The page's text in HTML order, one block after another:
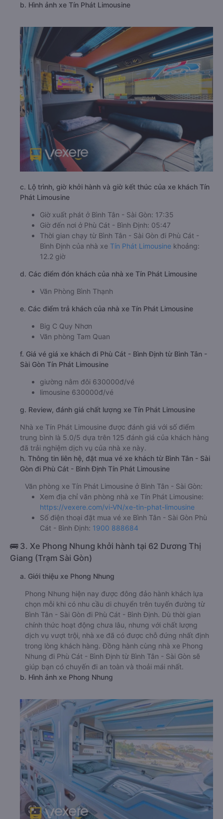
b. Hình ảnh xe Tín Phát Limousine
c. Lộ trình, giờ khởi hành và giờ kết thúc của xe khách Tín
Phát Limousine
Giờ xuất phát ở Bình Tân - Sài Gòn: 17:35
Giờ đến nơi ở Phù Cát - Bình Định: 05:47
Thời gian chạy từ Bình Tân - Sài Gòn đi Phù Cát -
Bình Định của nhà xe Tín Phát Limousine khoảng:
12.2 giờ
d. Các điểm đón khách của nhà xe Tín Phát Limousine
Văn Phòng Bình Thạnh
e. Các điểm trả khách của nhà xe Tín Phát Limousine
Big C Quy Nhơn
Văn phòng Tam Quan
f. Giá vé giá xe khách đi Phù Cát - Bình Định từ Bình Tân -
Sài Gòn Tín Phát Limousine
giường nằm đôi 630000đ/vé
limousine 630000đ/vé
g. Review, đánh giá chất lượng xe Tín Phát Limousine
Nhà xe Tín Phát Limousine được đánh giá với số điểm
trung bình là 5.0/5 dựa trên 125 đánh giá của khách hàng
đã trải nghiệm dịch vụ của nhà xe này.
h. Thông tin liên hệ, đặt mua vé xe khách từ Bình Tân - Sài
Gòn đi Phù Cát - Bình Định Tín Phát Limousine
Văn phòng xe Tín Phát Limousine ở Bình Tân - Sài Gòn:
Xem địa chỉ văn phòng nhà xe Tín Phát Limousine:
https://vexere.com/vi-VN/xe-tin-phat-limousine
Số điện thoại đặt mua vé xe Bình Tân - Sài Gòn Phù
Cát - Bình Định: 1900 888684
🚌 3. Xe Phong Nhung khởi hành tại 62 Dương Thị
Giang (Trạm Sài Gòn)
a. Giới thiệu xe Phong Nhung
Phong Nhung hiện nay được đông đảo hành khách lựa
chọn mỗi khi có nhu cầu di chuyển trên tuyến đường từ
Bình Tân - Sài Gòn đi Phù Cát - Bình Định. Dù thời gian
chính thức hoạt động chưa lâu, nhưng với chất lượng
dịch vụ vượt trội, nhà xe đã có được chỗ đứng nhất định
trong lòng khách hàng. Đồng hành cùng nhà xe Phong
Nhung đi Phù Cát - Bình Định từ Bình Tân - Sài Gòn sẽ
giúp bạn có chuyến đi an toàn và thoải mái nhất.
b. Hình ảnh xe Phong Nhung